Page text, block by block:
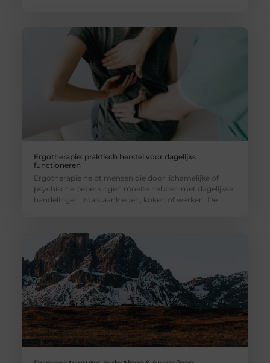
Ergotherapie: praktisch herstel voor dagelijks
functioneren
Ergotherapie helpt mensen die door lichamelijke of
psychische beperkingen moeite hebben met dagelijkse
handelingen, zoals aankleden, koken of werken. De